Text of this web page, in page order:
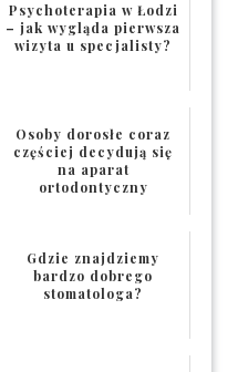
Psychoterapia w Łodzi
– jak wygląda pierwsza
wizyta u specjalisty?
Osoby dorosłe coraz
częściej decydują się
na aparat
ortodontyczny
Gdzie znajdziemy
bardzo dobrego
stomatologa?